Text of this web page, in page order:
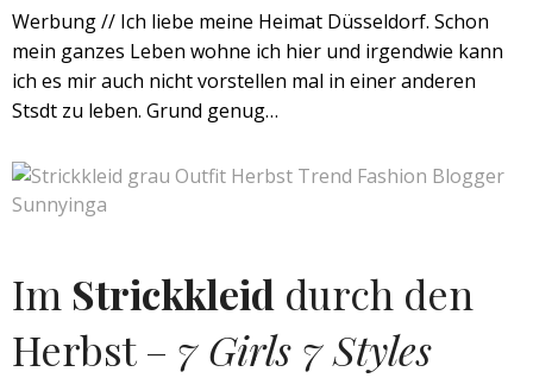
Werbung // Ich liebe meine Heimat Düsseldorf. Schon
mein ganzes Leben wohne ich hier und irgendwie kann
ich es mir auch nicht vorstellen mal in einer anderen
Stsdt zu leben. Grund genug…
Im Strickkleid durch den
Herbst – 7 Girls 7 Styles